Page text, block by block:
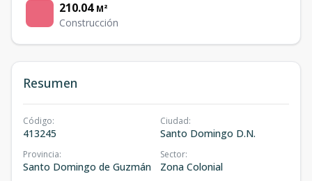
210.04 M²
Construcción
Resumen
Código:
413245
Ciudad:
Santo Domingo D.N.
Provincia:
Santo Domingo de Guzmán
Sector:
Zona Colonial